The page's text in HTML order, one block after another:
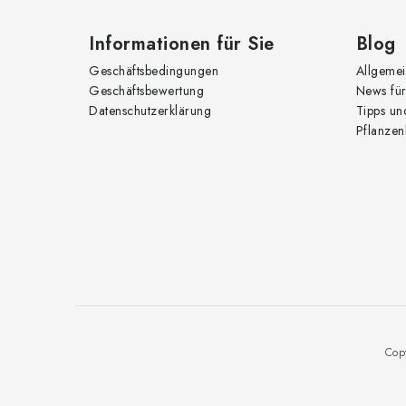
Informationen für Sie
Geschäftsbedingungen
Geschäftsbewertung
Datenschutzerklärung
Blog
News
Tipps